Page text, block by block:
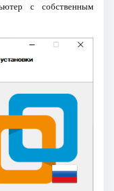
с собственным